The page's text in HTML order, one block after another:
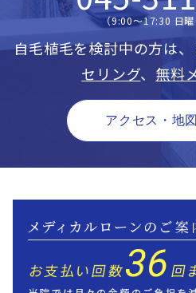
（9:00〜17:30 日曜
自毛植毛を検討中の方は
セリング、 無料
アクセス・地